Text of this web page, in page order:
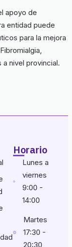
apoyo de
entidad puede
para la mejora
nivel provincial.
Horario
Lunes a
viernes
9:00 -
14:00
Martes
17:30 -
20:30